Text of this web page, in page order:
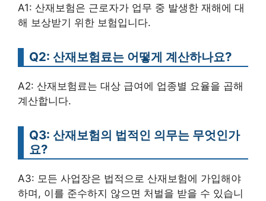
A1: 산재보험은 근로자가 업무 중 발생한 재해에 대
해 보상받기 위한 보험입니다.
Q2: 산재보험료는 어떻게 계산하나요?
A2: 산재보험료는 대상 급여에 업종별 요율을 곱해
계산합니다.
Q3: 산재보험의 법적인 의무는 무엇인가
요?
A3: 모든 사업장은 법적으로 산재보험에 가입해야
하며, 이를 준수하지 않으면 처벌을 받을 수 있습니